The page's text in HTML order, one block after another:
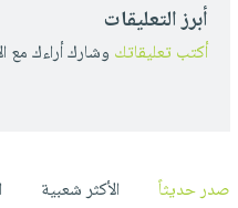
أبرز التعليقات
أكتب تعليقاتك وشارك أراءك مع
صدر حديثاً الأكثر شعبية